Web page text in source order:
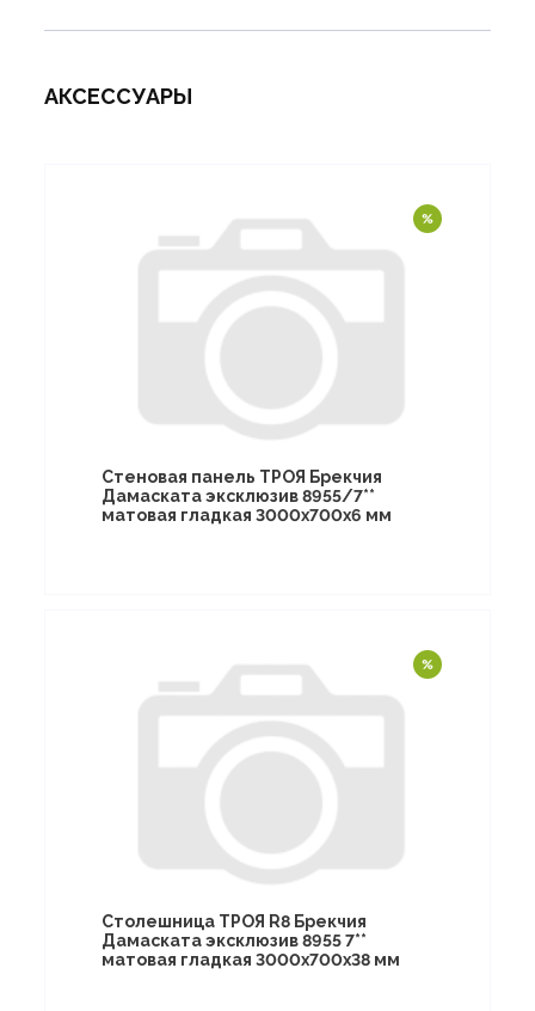
АКСЕССУАРЫ
Стеновая панель ТРОЯ Брекчия
Дамаската эксклюзив 8955/7**
матовая гладкая 3000х700х6 мм
Столешница ТРОЯ R8 Брекчия
Дамаската эксклюзив 8955 7**
матовая гладкая 3000х700х38 мм